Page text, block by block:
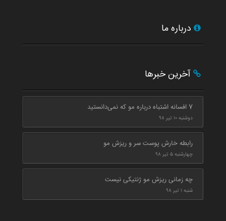
درباره ما
آخرین خبرها
7 افسانه اشتباه درباره مو که نمی‌دانستید
دوشنبه ۱۰ تیر ۹۸
رابطه خارش پوست سر و ریزش مو
چهارشنبه ۵ تیر ۹۸
چه زمانی ریزش مو ژنتیکی نیست
شنبه ۱ تیر ۹۸